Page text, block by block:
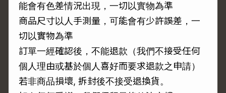
能會有色差情況出現，一切以實物為準
商品尺寸以人手測量，可能會有少許誤差，一
切以實物為準
訂單一經確認後，不能退款（我們不接受任何
個人理由或基於個人喜好而要求退款之申請）
若非商品損壞, 拆封後不接受退換貨。